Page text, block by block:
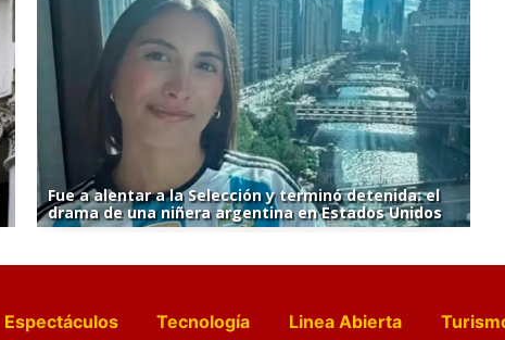
Fue a alentar a la Selección y terminó detenida: el
drama de una niñera argentina en Estados Unidos
Espectáculos Tecnología Linea Abierta